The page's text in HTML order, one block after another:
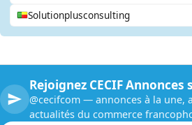
Solutionplusconsulting
Rejoignez CECIF Annonces
@cecifcom — annonces à la une,
actualités du commerce